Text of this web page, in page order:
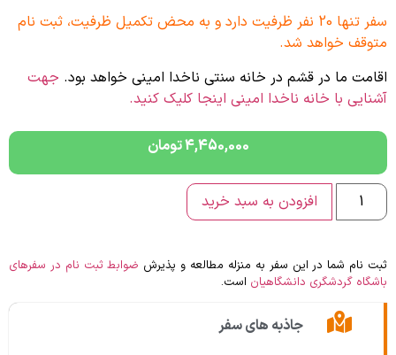
سفر تنها 20 نفر ظرفیت دارد و به محض تکمیل ظرفیت، ثبت نام
متوقف خواهد شد.
اقامت ما در قشم در خانه سنتی ناخدا امینی خواهد بود. جهت
آشنایی با خانه ناخدا امینی اینجا کلیک کنید.
4,450,000تومان
افزودن به سبد خرید
ثبت نام شما در این سفر به منزله مطالعه و پذیرش ضوابط ثبت نام در سفرهای
باشگاه گردشگری دانشگاهیان است.
جاذبه های سفر